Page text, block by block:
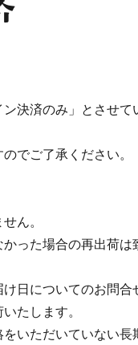
決済のみ」とさせて
でご了承ください。
ん。
った場合の再出荷は
日についてのお問合
たします。
いただいていない長